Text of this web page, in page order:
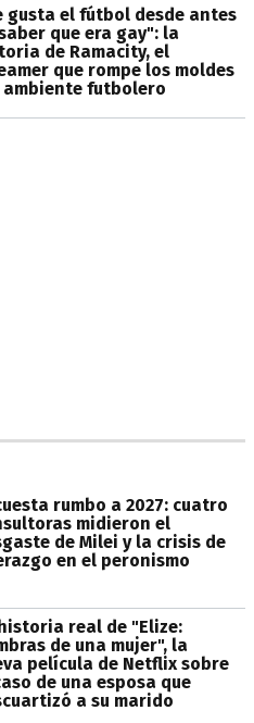
gusta el fútbol desde antes
que era gay": la
de Ramacity, el
que rompe los moldes
ambiente futbolero
rumbo a 2027: cuatro
midieron el
de Milei y la crisis de
en el peronismo
real de "Elize:
de una mujer", la
película de Netflix sobre
de una esposa que
a su marido